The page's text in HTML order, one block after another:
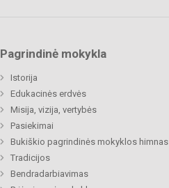
Pagrindinė mokykla
Istorija
Edukacinės erdvės
Misija, vizija, vertybės
Pasiekimai
Bukiškio pagrindinės mokyklos himnas
Tradicijos
Bendradarbiavimas